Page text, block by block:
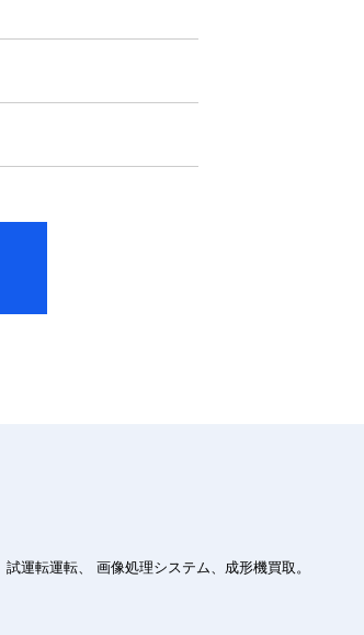
試運転運転、 画像処理システム、成形機買取。